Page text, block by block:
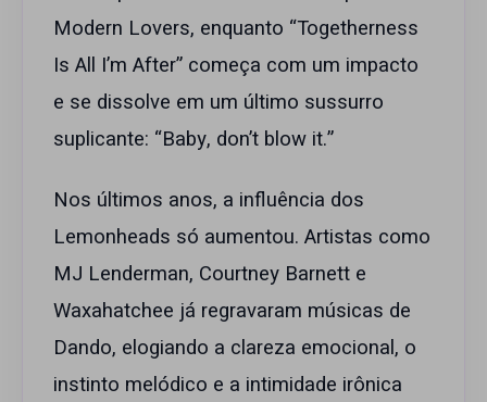
Modern Lovers, enquanto “Togetherness
Is All I’m After” começa com um impacto
e se dissolve em um último sussurro
suplicante: “Baby, don’t blow it.”
Nos últimos anos, a influência dos
Lemonheads só aumentou. Artistas como
MJ Lenderman, Courtney Barnett e
Waxahatchee já regravaram músicas de
Dando, elogiando a clareza emocional, o
instinto melódico e a intimidade irônica